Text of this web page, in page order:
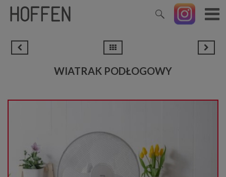
WIATRAK PODŁOGOWY